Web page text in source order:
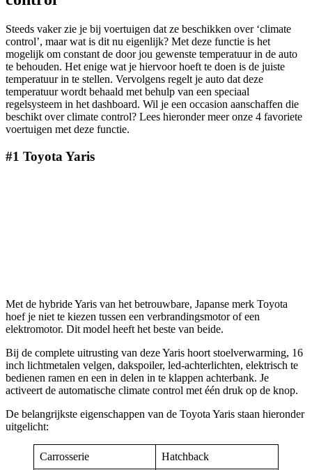
Steeds vaker zie je bij voertuigen dat ze beschikken over ‘climate
control’, maar wat is dit nu eigenlijk? Met deze functie is het
mogelijk om constant de door jou gewenste temperatuur in de auto
te behouden. Het enige wat je hiervoor hoeft te doen is de juiste
temperatuur in te stellen. Vervolgens regelt je auto dat deze
temperatuur wordt behaald met behulp van een speciaal
regelsysteem in het dashboard. Wil je een occasion aanschaffen die
beschikt over climate control? Lees hieronder meer onze 4 favoriete
voertuigen met deze functie.
#1 Toyota Yaris
Met de hybride Yaris van het betrouwbare, Japanse merk Toyota
hoef je niet te kiezen tussen een verbrandingsmotor of een
elektromotor. Dit model heeft het beste van beide.
Bij de complete uitrusting van deze Yaris hoort stoelverwarming, 16
inch lichtmetalen velgen, dakspoiler, led-achterlichten, elektrisch te
bedienen ramen en een in delen in te klappen achterbank. Je
activeert de automatische climate control met één druk op de knop.
De belangrijkste eigenschappen van de Toyota Yaris staan hieronder
uitgelicht:
Carrosserie Hatchback